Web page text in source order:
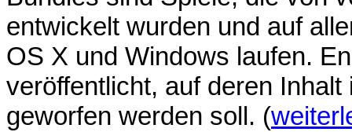
entwickelt wurden und auf
OS X und Windows laufen.
veröffentlicht, auf deren
geworfen werden soll. (